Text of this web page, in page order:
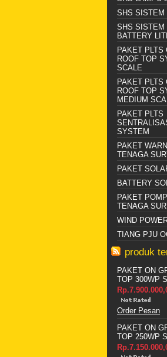
SHS SISTEM
SHS SISTEM
BATTERY
PAKET PLTS
ROOF TOP
SCALE
PAKET PLTS
ROOF TOP
MEDIUM
PAKET PLTS
SYSTEM
PAKET
TENAGA
PAKET
BATTERY
PAKET
TENAGA
WIND
TIANG PJU
produk
PAKET ON
TOP 300WP
Order Pesan
PAKET ON
TOP 250WP